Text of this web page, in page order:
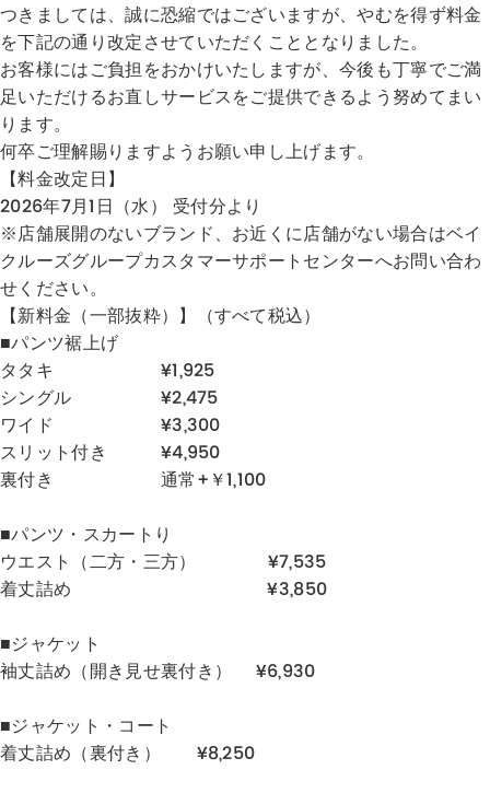
つきましては、誠に恐縮ではございますが、やむを得ず料金
を下記の通り改定させていただくこととなりました。
お客様にはご負担をおかけいたしますが、今後も丁寧でご満
足いただけるお直しサービスをご提供できるよう努めてまい
ります。
何卒ご理解賜りますようお願い申し上げます。
【料金改定日】
2026年7月1日（水） 受付分より
※店舗展開のないブランド、お近くに店舗がない場合はベイ
クルーズグループカスタマーサポートセンターへお問い合わ
せください。
【新料金（一部抜粋）】（すべて税込）
■パンツ裾上げ
タタキ ¥1,925
シングル ¥2,475
ワイド ¥3,300
スリット付き ¥4,950
裏付き 通常+￥1,100
■パンツ・スカートり
ウエスト（二方・三方） ¥7,535
着丈詰め ¥3,850
■ジャケット
袖丈詰め（開き見せ裏付き） ¥6,930
■ジャケット・コート
着丈詰め（裏付き） ¥8,250